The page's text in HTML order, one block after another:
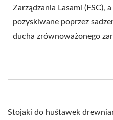
Zarządzania Lasami (FSC),
pozyskiwane poprzez
ducha zrównoważonego
Stojaki do huśtawek